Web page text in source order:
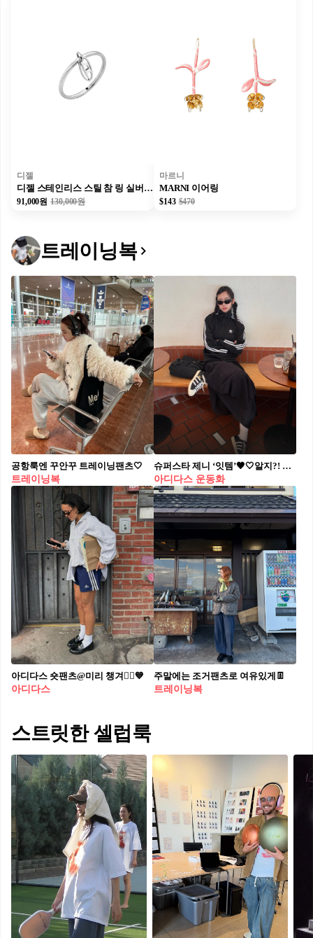
디젤
디젤 스테인리스 스틸 참 링 실버 남녀공용
91,000원 130,000원
마르니
MARNI 이어링
$143 $470
트레이닝복
공항룩엔 꾸안꾸 트레이닝팬츠🤍
트레이닝복
슈퍼스타 제니 ‘잇템’🖤🤍알지?! 올 가을 뜨겁게 주목받는👩🏻‍🏫아디다스 슈퍼스타 가이드북 최근 핫걸들의 신발을 보면, 슈퍼스타가 눈에 띕니다. 반세기 넘게 사랑 받아온 슈퍼스타는 농구화에서 시작해 스트릿의 상징으로 자리 잡았는데요. 최근 제니, 미시 엘리엇, 앤서니 에드워즈 등 시대를 대표하는 아이콘들이 스타일링해 주목 받고 있습니다. 아이코닉한 3-스트라이프를 포인트로 어떤 코디에도 어울리며, 캐주얼과 힙한 무드를 동시에 담을 수 있습니다. 특히 슈퍼스타와 파이어버드 트랙탑 조합은 올 가을 데일리룩 핵심으로 떠오릅니다. 트랙탑과 와이드 팬츠, 혹은 데님을 매치하거나, 올 블랙 스타일링에 슈퍼스타로 강렬한 포인트를 주는 식이죠. 루즈한 팬츠나 스커트와 함께하면 편안하면서도 존재감있는 룩을 완성할 수 있습니다.
아디다스 운동화
아디다스 숏팬츠@미리 챙겨🏃‍♀️💙
아디다스
주말에는 조거팬츠로 여유있게👖
트레이닝복
스트릿한 셀럽룩